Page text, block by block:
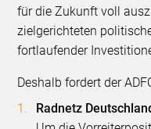
für die Zukunft voll
zielgerichteten
fortlaufender
Deshalb fordert der
Radnetz